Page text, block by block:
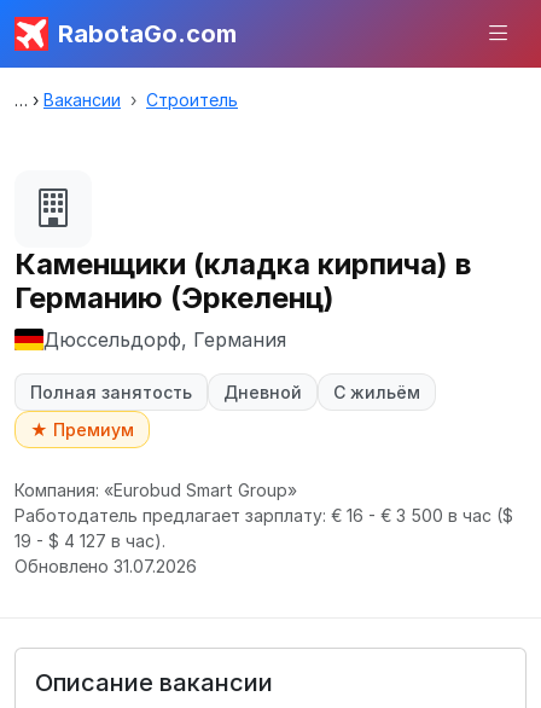
RabotaGo.com
Вакансии Строитель
Каменщики (кладка кирпича) в
Германию (Эркеленц)
Дюссельдорф, Германия
Полная занятость Дневной
С жильём
★ Премиум
Компания: «Eurobud Smart Group»
Работодатель предлагает зарплату: € 16 - € 3 500 в час ($
19 - $ 4 127 в час).
Обновлено 31.07.2026
Описание вакансии